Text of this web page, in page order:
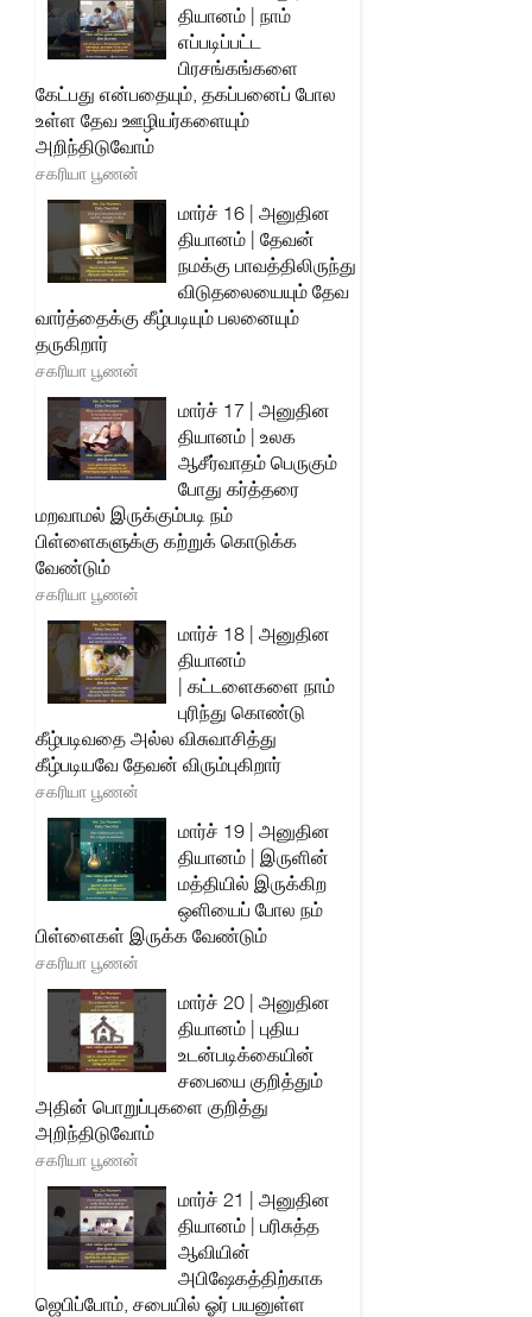
தியானம் | நாம்
எப்படிப்பட்ட
பிரசங்கங்களை
கேட்பது என்பதையும், தகப்பனைப் போல
உள்ள தேவ ஊழியர்களையும்
அறிந்திடுவோம்
சகரியா பூணன்
மார்ச் 16 | அனுதின
தியானம் | தேவன்
நமக்கு பாவத்திலிருந்து
விடுதலையையும் தேவ
வார்த்தைக்கு கீழ்படியும் பலனையும்
தருகிறார்
சகரியா பூணன்
மார்ச் 17 | அனுதின
தியானம் | உலக
ஆசீர்வாதம் பெருகும்
போது கர்த்தரை
மறவாமல் இருக்கும்படி நம்
பிள்ளைகளுக்கு கற்றுக் கொடுக்க
வேண்டும்
சகரியா பூணன்
மார்ச் 18 | அனுதின
தியானம்
| கட்டளைகளை நாம்
புரிந்து கொண்டு
கீழ்படிவதை அல்ல விசுவாசித்து
கீழ்படியவே தேவன் விரும்புகிறார்
சகரியா பூணன்
மார்ச் 19 | அனுதின
தியானம் | இருளின்
மத்தியில் இருக்கிற
ஒளியைப் போல நம்
பிள்ளைகள் இருக்க வேண்டும்
சகரியா பூணன்
மார்ச் 20 | அனுதின
தியானம் | புதிய
உடன்படிக்கையின்
சபையை குறித்தும்
அதின் பொறுப்புகளை குறித்து
அறிந்திடுவோம்
சகரியா பூணன்
மார்ச் 21 | அனுதின
தியானம் | பரிசுத்த
ஆவியின்
அபிஷேகத்திற்காக
ஜெபிப்போம், சபையில் ஓர் பயனுள்ள